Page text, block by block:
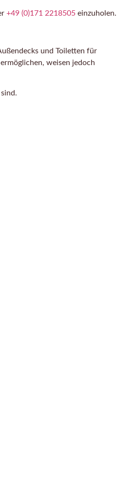
+49 (0)171 2218505 einzuholen.
und Toiletten für
weisen jedoch